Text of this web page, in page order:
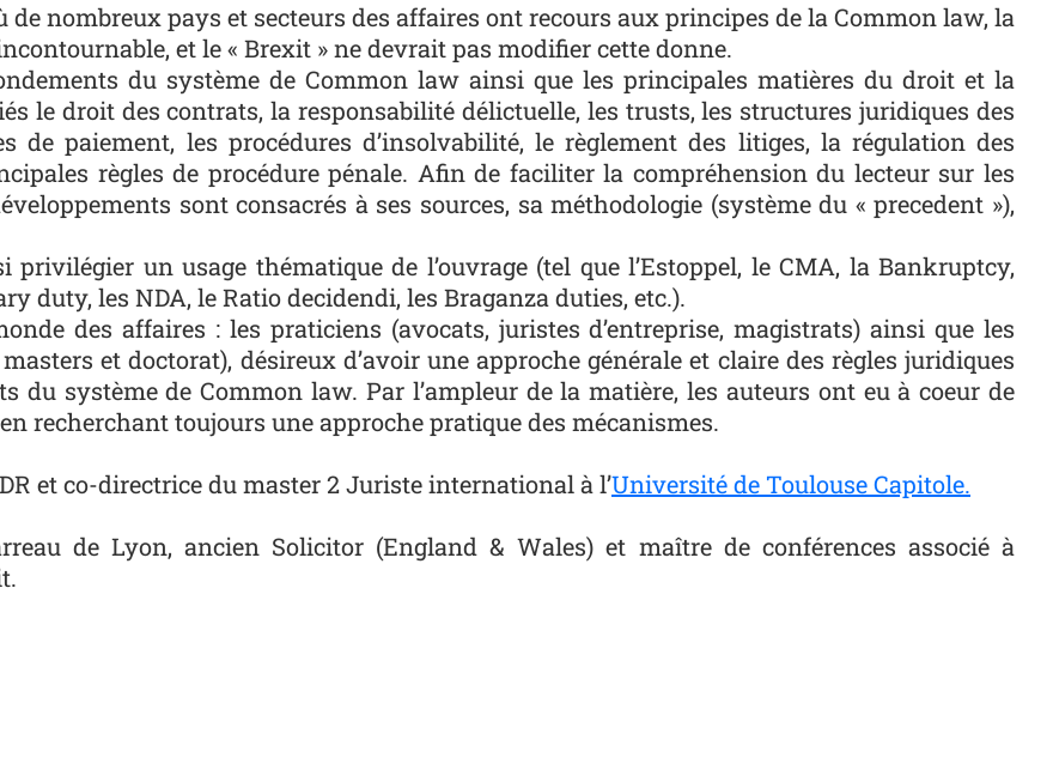
nombreux pays et secteurs des affaires ont recours aux principes de la Common law, la
et le « Brexit » ne devrait pas modifier cette donne.
du système de Common law ainsi que les principales matières du droit et la
le droit des contrats, la responsabilité délictuelle, les trusts, les structures juridiques des
de paiement, les procédures d’insolvabilité, le règlement des litiges, la régulation des
règles de procédure pénale. Afin de faciliter la compréhension du lecteur sur les
sont consacrés à ses sources, sa méthodologie (système du « precedent »),
un usage thématique de l’ouvrage (tel que l’Estoppel, le CMA, la Bankruptcy,
duty, les NDA, le Ratio decidendi, les Braganza duties, etc.).
des affaires : les praticiens (avocats, juristes d’entreprise, magistrats) ainsi que les
et doctorat), désireux d’avoir une approche générale et claire des règles juridiques
du système de Common law. Par l’ampleur de la matière, les auteurs ont eu à coeur de
recherchant toujours une approche pratique des mécanismes.
et co-directrice du master 2 Juriste international à l’Université de Toulouse Capitole.
de Lyon, ancien Solicitor (England & Wales) et maître de conférences associé à